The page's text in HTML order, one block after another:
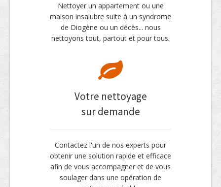
Nettoyer un appartement ou une
maison insalubre suite à un syndrome
de Diogène ou un décès... nous
nettoyons tout, partout et pour tous.
Votre nettoyage
sur demande
Contactez l'un de nos experts pour
obtenir une solution rapide et efficace
afin de vous accompagner et de vous
soulager dans une opération de